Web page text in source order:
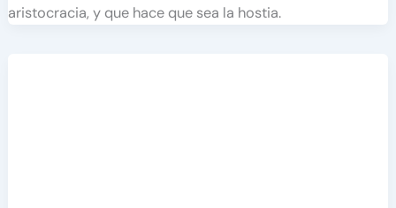
aristocracia, y que hace que sea la hostia.